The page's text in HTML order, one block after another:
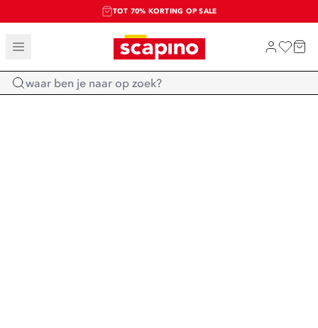
TOT 70% KORTING OP SALE
SALE: LAATSTE KANS!
SHOP NIEUW
Home